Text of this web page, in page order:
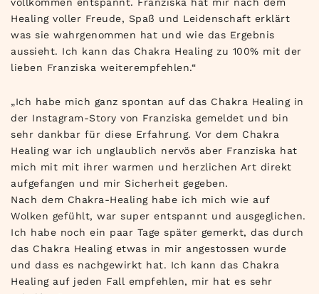
Healing voller Freude, Spaß und Leidenschaft erklärt
was sie wahrgenommen hat und wie das Ergebnis
aussieht. Ich kann das Chakra Healing zu 100% mit der
lieben Franziska weiterempfehlen.“
„Ich habe mich ganz spontan auf das Chakra Healing in
der Instagram-Story von Franziska gemeldet und bin
sehr dankbar für diese Erfahrung. Vor dem Chakra
Healing war ich unglaublich nervös aber Franziska hat
mich mit mit ihrer warmen und herzlichen Art direkt
aufgefangen und mir Sicherheit gegeben.
Nach dem Chakra-Healing habe ich mich wie auf
Wolken gefühlt, war super entspannt und ausgeglichen.
Ich habe noch ein paar Tage später gemerkt, das durch
das Chakra Healing etwas in mir angestossen wurde
und dass es nachgewirkt hat. Ich kann das Chakra
Healing auf jeden Fall empfehlen, mir hat es sehr